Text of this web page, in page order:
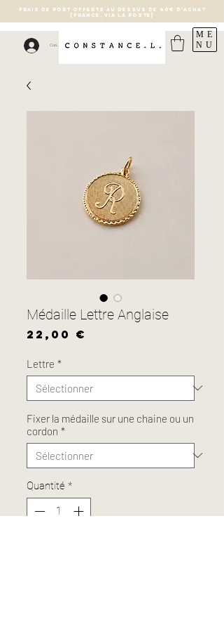
Connexion
FRAIS DE PORT OFFERTS AU DESSUS DE 40€ D'ACHAT
(France, via la poste)
ME
NU
Médaille Lettre Anglaise
22,00 €
Lettre *
Fixer la médaille sur une chaine ou un
cordon *
Quantité *